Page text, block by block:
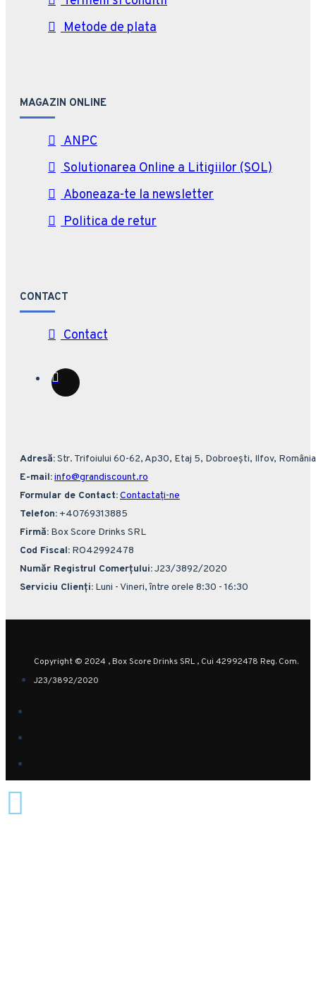
Metode de plata
MAGAZIN ONLINE
ANPC
Solutionarea Online a Litigiilor (SOL)
Aboneaza-te la newsletter
Politica de retur
CONTACT
Contact
Adresă:Str. Trifoiului 60-62, Ap30, Etaj 5, Dobroești, Ilfov, România
E-mail:info@grandiscount.ro
Formular de Contact:Contactați-ne
Telefon: +40769313885
Firmă: Box Score Drinks SRL
Cod Fiscal: RO42992478
Număr Registrul Comerțului:J23/3892/2020
Serviciu Clienți: Luni - Vineri, între orele 8:30 - 16:30
Copyright © 2024 , Box Score Drinks SRL , Cui 42992478 Reg. Com.
J23/3892/2020